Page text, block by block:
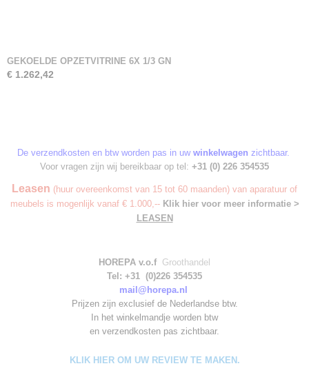
GEKOELDE OPZETVITRINE 6X 1/3 GN
€ 1.262,42
De verzendkosten en btw worden pas in uw winkelwagen zichtbaar.
Voor vragen zijn wij bereikbaar op tel: +31 (0) 226 354535
Leasen (huur overeenkomst van 15 tot 60 maanden) van aparatuur of
meubels is mogenlijk vanaf € 1.000,-- Klik hier voor meer informatie >
LEASEN
HOREPA v.o.f Groothandel
Tel: +31 (0)226 354535
mail@horepa.nl
Prijzen zijn exclusief de Nederlandse btw.
In het winkelmandje worden btw
en verzendkosten pas zichtbaar.
KLIK HIER OM UW REVIEW TE MAKEN.